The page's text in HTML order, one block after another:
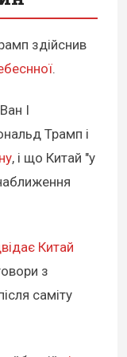
здійснив
.
І
Трамп і
, і що Китай "у
Китай
з
саміту